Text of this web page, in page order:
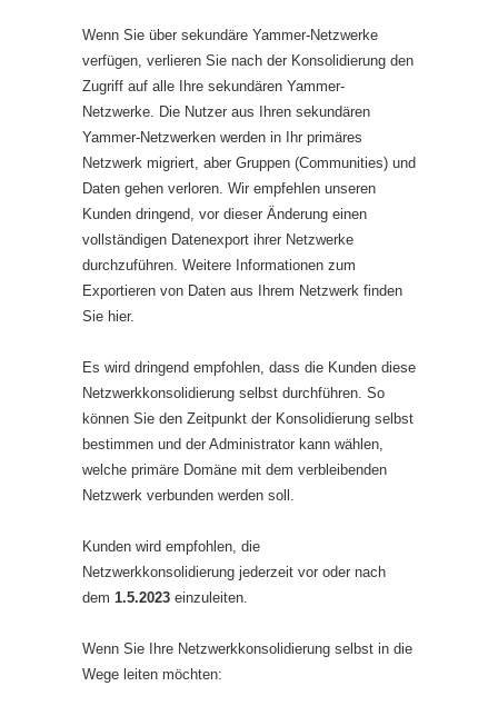
Wenn Sie über sekundäre Yammer-Netzwerke
verfügen, verlieren Sie nach der Konsolidierung den
Zugriff auf alle Ihre sekundären Yammer-
Netzwerke. Die Nutzer aus Ihren sekundären
Yammer-Netzwerken werden in Ihr primäres
Netzwerk migriert, aber Gruppen (Communities) und
Daten gehen verloren. Wir empfehlen unseren
Kunden dringend, vor dieser Änderung einen
vollständigen Datenexport ihrer Netzwerke
durchzuführen. Weitere Informationen zum
Exportieren von Daten aus Ihrem Netzwerk finden
Sie hier.
Es wird dringend empfohlen, dass die Kunden diese
Netzwerkkonsolidierung selbst durchführen. So
können Sie den Zeitpunkt der Konsolidierung selbst
bestimmen und der Administrator kann wählen,
welche primäre Domäne mit dem verbleibenden
Netzwerk verbunden werden soll.
Kunden wird empfohlen, die
Netzwerkkonsolidierung jederzeit vor oder nach
dem 1.5.2023 einzuleiten.
Wenn Sie Ihre Netzwerkkonsolidierung selbst in die
Wege leiten möchten: